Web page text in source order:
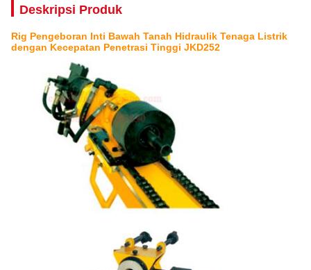
Deskripsi Produk
Rig Pengeboran Inti Bawah Tanah Hidraulik Tenaga Listrik
dengan Kecepatan Penetrasi Tinggi JKD252